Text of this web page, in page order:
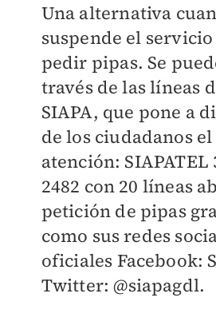
Una alternativa
suspende el servicio
pedir pipas. Se
través de las líneas
SIAPA, que pone a
de los ciudadanos
atención: SIAPATEL
2482 con 20 líneas
petición de pipas
como sus redes
oficiales Facebook:
Twitter: @siapagdl.